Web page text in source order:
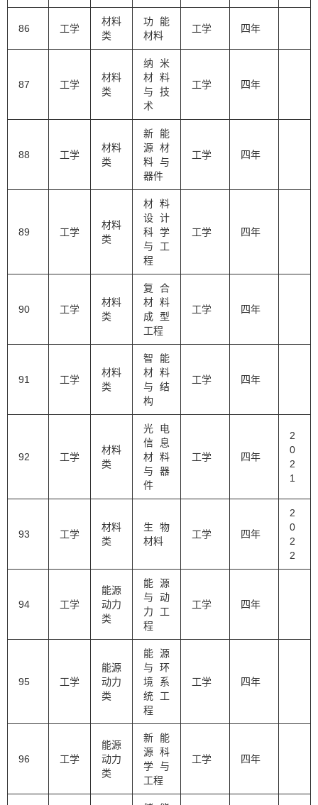
86 工学
材料
类
功能
材料
工学 四年
87 工学
材料
类
纳米
材料
与技
术
工学 四年
88 工学
材料
类
新能
源材
料与
器件
工学 四年
89 工学
材料
类
材料
设计
科学
与工
程
工学 四年
90 工学
材料
类
复合
材料
成型
工程
工学 四年
91 工学
材料
类
智能
材料
与结
构
工学 四年
92 工学
材料
类
光电
信息
材料
与器
件
工学 四年
2
0
2
1
93 工学
材料
类
生物
材料
工学 四年
2
0
2
2
94 工学
能源
动力
类
能源
与动
力工
程
工学 四年
95 工学
能源
动力
类
能源
与环
境系
统工
程
工学 四年
96 工学
能源
动力
类
新能
源科
学与
工程
工学 四年